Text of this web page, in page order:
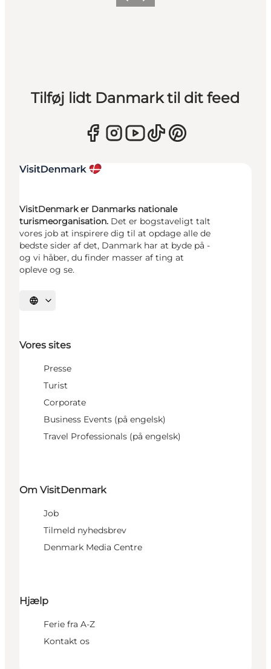
Tilføj lidt Danmark til dit feed
VisitDenmark er Danmarks nationale
turismeorganisation. Det er bogstaveligt talt
vores job at inspirere dig til at opdage alle de
bedste sider af det, Danmark har at byde på -
og vi håber, du finder masser af ting at
opleve og se.
Vælg sprog
Vores sites
Presse
Turist
Corporate
Business Events (på engelsk)
Travel Professionals (på engelsk)
Om VisitDenmark
Job
Tilmeld nyhedsbrev
Denmark Media Centre
Hjælp
Ferie fra A-Z
Kontakt os